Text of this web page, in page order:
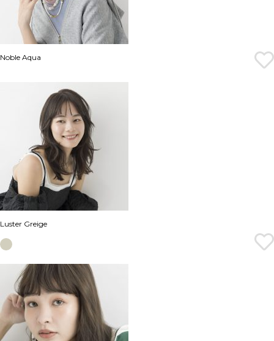
Noble Aqua
Luster Greige